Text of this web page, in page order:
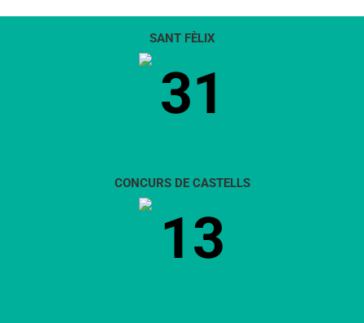
SANT FÈLIX
31
CONCURS DE CASTELLS
13